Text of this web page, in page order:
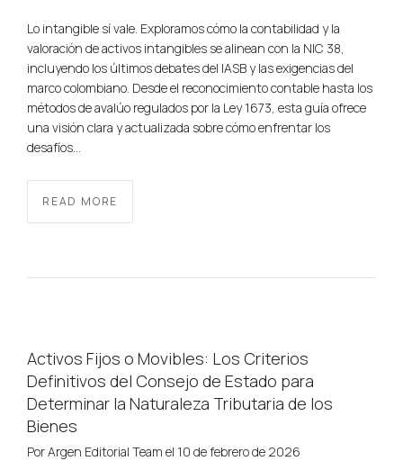
Lo intangible sí vale. Exploramos cómo la contabilidad y la
valoración de activos intangibles se alinean con la NIC 38,
incluyendo los últimos debates del IASB y las exigencias del
marco colombiano. Desde el reconocimiento contable hasta los
métodos de avalúo regulados por la Ley 1673, esta guía ofrece
una visión clara y actualizada sobre cómo enfrentar los
desafíos…
READ MORE
Activos Fijos o Movibles: Los Criterios
Definitivos del Consejo de Estado para
Determinar la Naturaleza Tributaria de los
Bienes
PorArgen Editorial Team el 10 de febrero de 2026